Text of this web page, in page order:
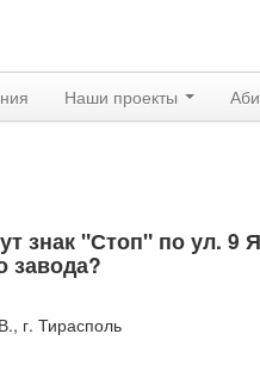
Наши проекты
знак "Стоп" по ул. 9
завода?
г. Тирасполь